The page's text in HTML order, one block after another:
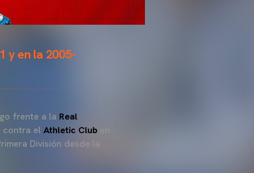
y en la 2005-
frente a la Real
contra el Athletic Club
División desde la